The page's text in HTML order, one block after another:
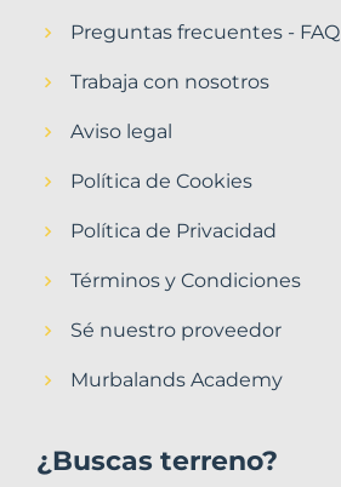
Preguntas frecuentes - FAQ
Trabaja con nosotros
Aviso legal
Política de Cookies
Política de Privacidad
Términos y Condiciones
Sé nuestro proveedor
Murbalands Academy
¿Buscas terreno?